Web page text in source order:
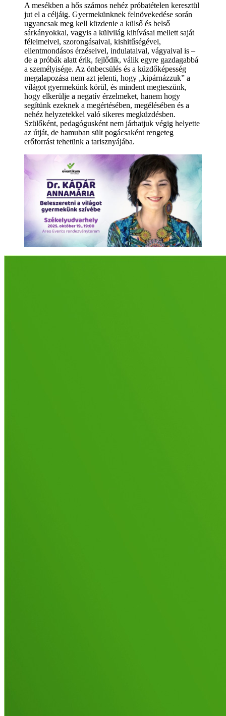
A mesékben a hős számos nehéz próbatételen keresztül
jut el a céljáig. Gyermekünknek felnövekedése során
ugyancsak meg kell küzdenie a külső és belső
sárkányokkal, vagyis a külvilág kihívásai mellett saját
félelmeivel, szorongásaival, kishitűségével,
ellentmondásos érzéseivel, indulataival, vágyaival is –
de a próbák alatt érik, fejlődik, válik egyre gazdagabbá
a személyisége. Az önbecsülés és a küzdőképesség
megalapozása nem azt jelenti, hogy „kipárnázzuk” a
világot gyermekünk körül, és mindent megteszünk,
hogy elkerülje a negatív érzelmeket, hanem hogy
segítünk ezeknek a megértésében, megélésében és a
nehéz helyzetekkel való sikeres megküzdésben.
Szülőként, pedagógusként nem járhatjuk végig helyette
az útját, de hamuban sült pogácsaként rengeteg
erőforrást tehetünk a tarisznyájába.